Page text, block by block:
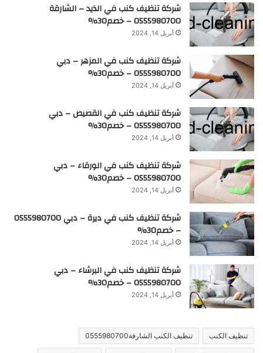
شركة تنظيف كنب في الذيد – الشارقة
0555980700 – خصم30%
أبريل 14, 2024
شركة تنظيف كنب في المزهر – دبي
0555980700 – خصم30%
أبريل 14, 2024
شركة تنظيف كنب في القصيص – دبي
0555980700 – خصم30%
أبريل 14, 2024
شركة تنظيف كنب في الورقاء – دبي
0555980700 – خصم30%
أبريل 14, 2024
شركة تنظيف كنب في ديرة – دبي 0555980700
– خصم30%
أبريل 14, 2024
شركة تنظيف كنب في البرشاء – دبي
0555980700 – خصم30%
أبريل 14, 2024
تنظيف الكنب تنظيف الكنب الشارقة0555980700